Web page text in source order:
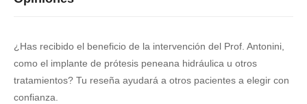
¿Has recibido el beneficio de la intervención del Prof. Antonini,
como el implante de prótesis peneana hidráulica u otros
tratamientos? Tu reseña ayudará a otros pacientes a elegir con
confianza.